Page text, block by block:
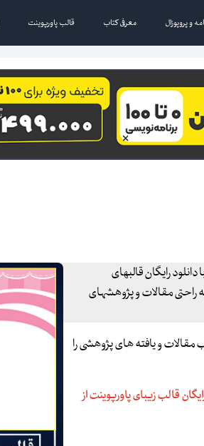
و پروپوزال معرفی کتاب قالب پاورپوینت
رایگان قالبهای
راحتی مقالات و پژوهشهای
مقالات و یافته های پژوهشی را
قالب زیبای پاورپوینت از